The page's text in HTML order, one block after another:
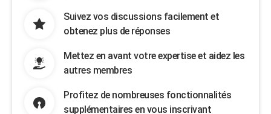
Suivez vos discussions facilement et
obtenez plus de réponses
Mettez en avant votre expertise et aidez les
autres membres
Profitez de nombreuses fonctionnalités
supplémentaires en vous inscrivant